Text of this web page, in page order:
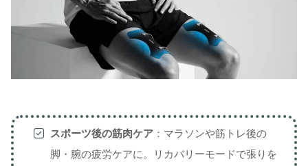
スポーツ後の筋肉ケア ：マラソンや筋トレ後の
脚・腕の疲労ケアに。リカバリーモードで張りを